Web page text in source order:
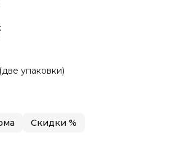
упаковки)
Скидки %